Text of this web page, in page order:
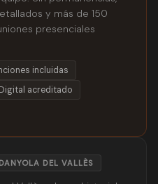
y más de 150
presenciales
incluidas
acreditado
DEL VALLÈS